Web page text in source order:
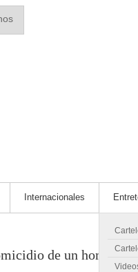
Internacionales
de un hombre